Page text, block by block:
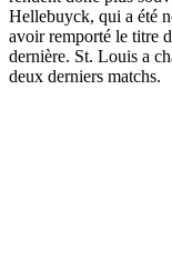
Hellebuyck, qui a été
avoir remporté le titre
dernière. St. Louis a
deux derniers matchs.